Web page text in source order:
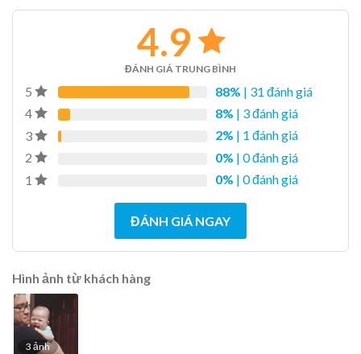
4.9
ĐÁNH GIÁ TRUNG BÌNH
5 88% | 31 đánh giá
4
8% | 3 đánh giá
3
2% | 1 đánh giá
2
0% | 0 đánh giá
1
0% | 0 đánh giá
ĐÁNH GIÁ NGAY
Hình ảnh từ khách hàng
3 ảnh